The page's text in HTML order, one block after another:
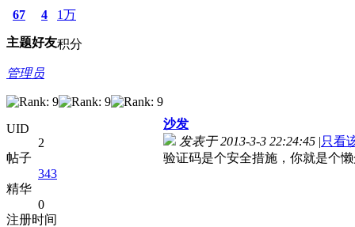
67
主题
4
好友
1万
积分
管理员
UID
2
帖子
343
精华
0
注册时间
沙发
发表于 2013-3-3 22:24:45 |只看
验证码是个安全措施，你就是个